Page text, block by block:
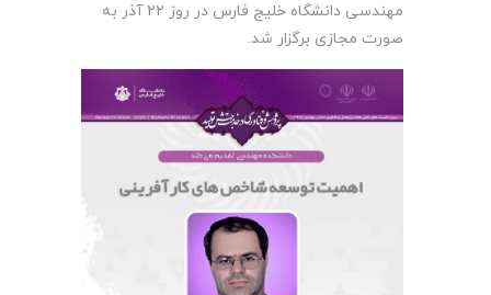
مهندسی دانشگاه خلیج فارس در روز ۲۲ آذر به
صورت مجازی برگزار شد.